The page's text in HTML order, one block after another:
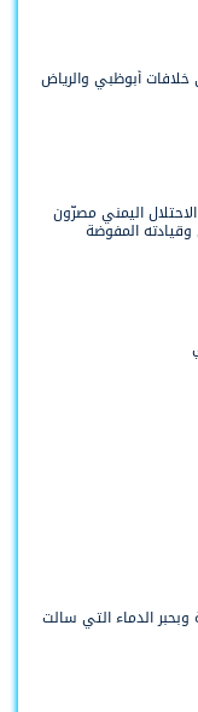
أبوظبي والرياض
اليمني مصرّون
المفوضة
وبحبر الدماء التي سالت